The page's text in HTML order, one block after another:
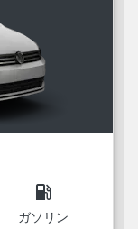
local_gas_station
ガソリン